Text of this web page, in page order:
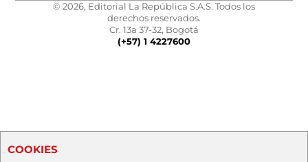
© 2026, Editorial La República S.A.S. Todos los
derechos reservados.
Cr. 13a 37-32, Bogotá
(+57) 1 4227600
COOKIES